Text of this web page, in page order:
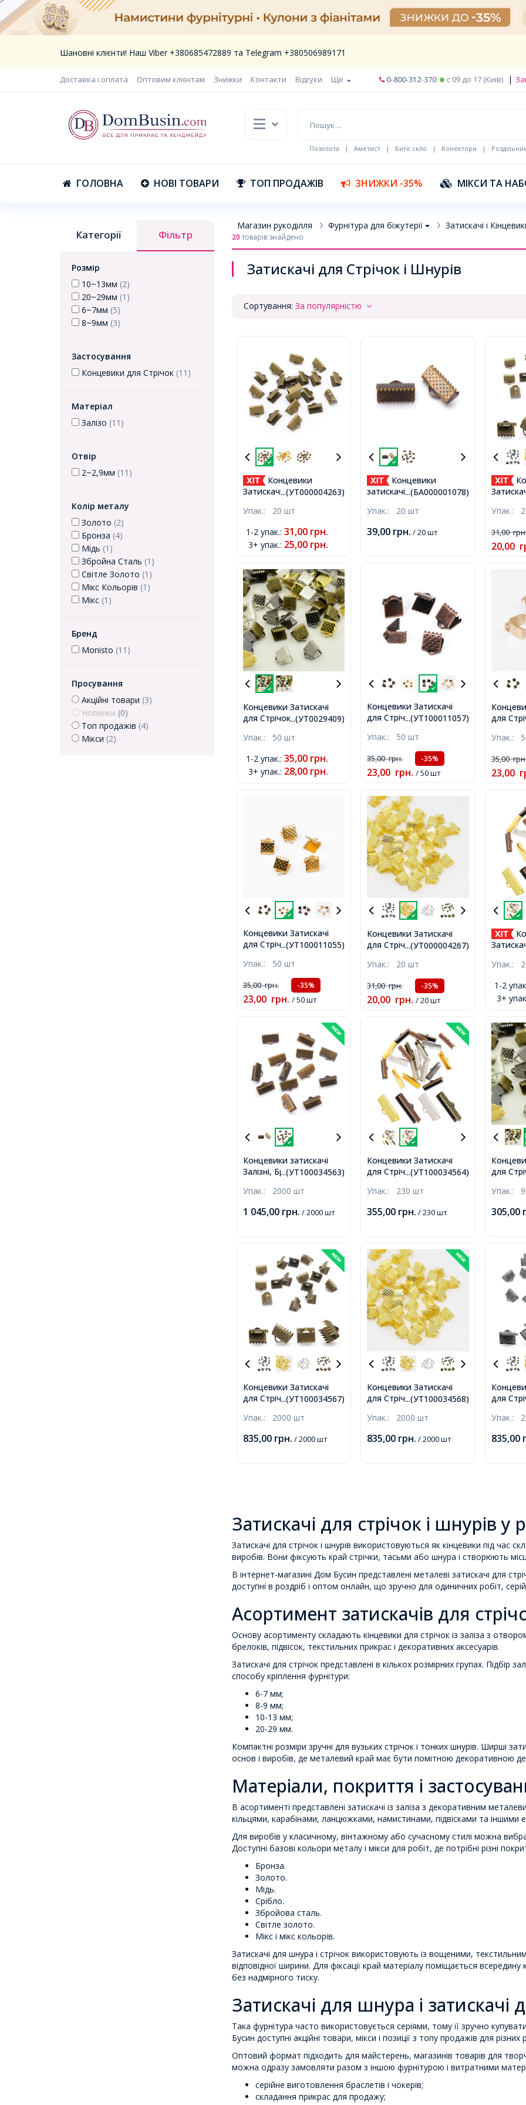
Шановні клієнти! Наш Viber +380685472889 та Telegram +380506989171
Доставка і оплата Оптовим клієнтам Знижки Контакти Відгуки Ще 0-800-312-370 c 09 до 17 (Київ) |
Позолота | Аметист | Бите скло | Конектори |
ГОЛОВНА НОВІ ТОВАРИ ТОП ПРОДАЖІВ ЗНИЖКИ -35% МІКСИ ТА
Категорії Фільтр
Розмір
10~13мм (2)
20~29мм (1)
6~7мм (5)
8~9мм (3)
Застосування
Концевики для Стрічок (11)
Матеріал
Залізо (11)
Отвір
2~2,9мм (11)
Колір металу
Золото (2)
Бронза (4)
Мідь (1)
Збройна Сталь (1)
Світле Золото (1)
Мікс Кольорів (1)
Мікс (1)
Бренд
Monisto (11)
Просування
Акційні товари (3)
Новинки (0)
Топ продажів (4)
Мікси (2)
Магазин рукоділля Фурнітура для біжутерії Затискачі і
20товарів знайдено
Затискачі для Стрічок і Шнурів
Сортування: За популярністю
...(УТ000004263)
Концевики
Затискачі для Стрічок
10х7х5мм, Отвір 2мм,
Упак.: 20 шт
1-2 упак.: 31,00 грн.
3+ упак.: 25,00 грн.
...(БА000001078)
Концевики
затискачі Залізні,
2мм,
Упак.: 20 шт
39,00 грн. / 20 шт
Упак.:
31,00
20,00
...(УТ0029409)
Концевики Затискачі
для Стрічок, Залізні,
2мм,
Упак.: 50 шт
1-2 упак.: 35,00 грн.
3+ упак.: 28,00 грн.
...(УТ100011057)
Концевики Затискачі
для Стрічок, Залізні,
Упак.: 50 шт
35,00грн. -35%
23,00 грн. / 50 шт
для
Розмір:
Упак.:
35,00
23,00
...(УТ100011055)
Концевики Затискачі
для Стрічок, Залізні,
6х7мм, Отвір 2мм,
Упак.: 50 шт
35,00грн. -35%
23,00 грн. / 50 шт
...(УТ000004267)
Концевики Затискачі
для Стрічок, Залізні,
2мм,
Упак.: 20 шт
31,00грн. -35%
20,00 грн. / 20 шт
Отвір
Упак.:
1-2
3+
...(УТ100034563)
Концевики затискачі
Залізні, Бронза,
Упак.: 2000 шт
1 045,00 грн. / 2000 шт
...(УТ100034564)
Концевики Затискачі
для Стрічок, Залізні,
2мм,
Упак.: 230 шт
355,00 грн. / 230 шт
для
2мм,
Упак.:
305,00
...(УТ100034567)
Концевики Затискачі
для Стрічок, Залізні,
2мм,
Упак.: 2000 шт
835,00 грн. / 2000 шт
...(УТ100034568)
Концевики Затискачі
для Стрічок, Залізні,
2мм,
Упак.: 2000 шт
835,00 грн. / 2000 шт
для
Упак.:
835,00
Затискачі для стрічок і шнурів у
Затискачі для стрічок і шнурів використовуються як кінцевики під час
виробів. Вони фіксують край стрічки, тасьми або шнура і створюють
В інтернет-магазині Дом Бусин представлені металеві затискачі для
доступні в роздріб і оптом онлайн, що зручно для одиничних робіт,
Асортимент затискачів для
Основу асортименту складають кінцевики для стрічок із заліза з
брелоків, підвісок, текстильних прикрас і декоративних аксесуарів.
Затискачі для стрічок представлені в кількох розмірних групах. Підбір
способу кріплення фурнітури:
6-7 мм;
8-9 мм;
10-13 мм;
20-29 мм.
Компактні розміри зручні для вузьких стрічок і тонких шнурів. Ширші
основ і виробів, де металевий край має бути помітною декоративною
Матеріали, покриття і
В асортименті представлені затискачі із заліза з декоративним
кільцями, карабінами, ланцюжками, намистинами, підвісками та іншими
Для виробів у класичному, вінтажному або сучасному стилі можна
Доступні базові кольори металу і мікси для робіт, де потрібні різні
Бронза.
Золото.
Мідь.
Срібло.
Збройова сталь.
Світле золото.
Мікс і мікс кольорів.
Затискачі для шнура і стрічок використовують із вощеними,
відповідної ширини. Для фіксації край матеріалу поміщається
без надмірного тиску.
Затискачі для шнура і затискачі
Така фурнітура часто використовується серіями, тому її зручно
Бусин доступні акційні товари, мікси і позиції з топу продажів для
Оптовий формат підходить для майстерень, магазинів товарів для
можна одразу замовляти разом з іншою фурнітурою і витратними
серійне виготовлення браслетів і чокерів;
складання прикрас для продажу;